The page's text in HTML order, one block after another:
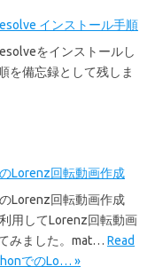
インストール手順
をインストールし
を備忘録として残しま
Lorenz回転動画作成
Lorenz回転動画作成
用してLorenz回転動画
みました。mat… Read
でのLo… »